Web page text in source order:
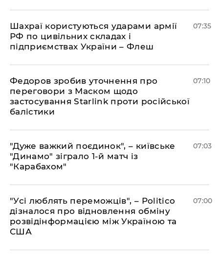
Шахраї користуються ударами армії
РФ по цивільних складах і
підприємствах України – Флеш
07:35
Федоров зробив уточнення про
переговори з Маском щодо
застосування Starlink проти російської
балістики
07:10
"Дуже важкий поєдинок", – київське
"Динамо" зіграло 1-й матч із
"Карабахом"
07:03
"Усі люблять переможців", – Politico
дізналося про відновлення обміну
розвідінформацією між Україною та
США
07:00